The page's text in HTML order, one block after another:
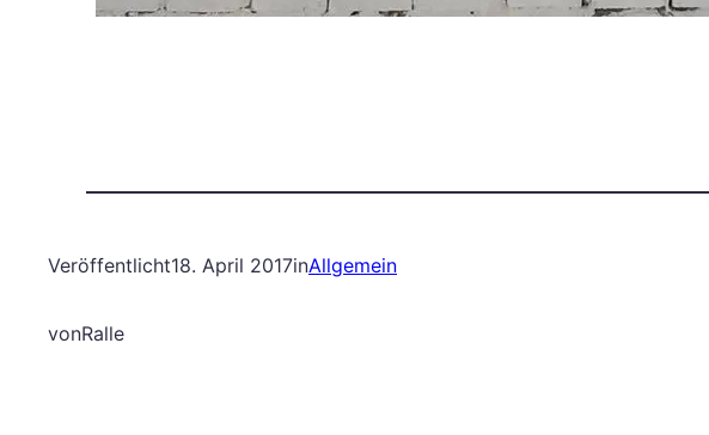
Veröffentlicht18. April 2017inAllgemein
vonRalle